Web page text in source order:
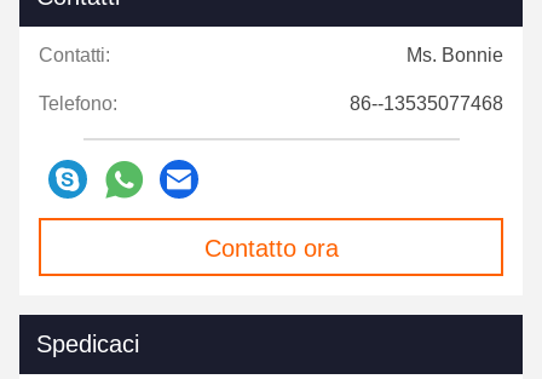
Contatti: Ms. Bonnie
Telefono: 86--13535077468
Contatto ora
Spedicaci